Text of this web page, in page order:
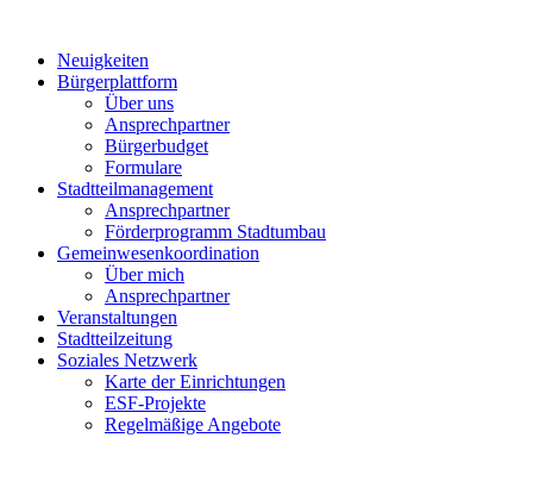
Neuigkeiten
Bürgerplattform
Über uns
Ansprechpartner
Bürgerbudget
Formulare
Stadtteilmanagement
Ansprechpartner
Förderprogramm Stadtumbau
Gemeinwesenkoordination
Über mich
Ansprechpartner
Veranstaltungen
Stadtteilzeitung
Soziales Netzwerk
Karte der Einrichtungen
ESF-Projekte
Regelmäßige Angebote